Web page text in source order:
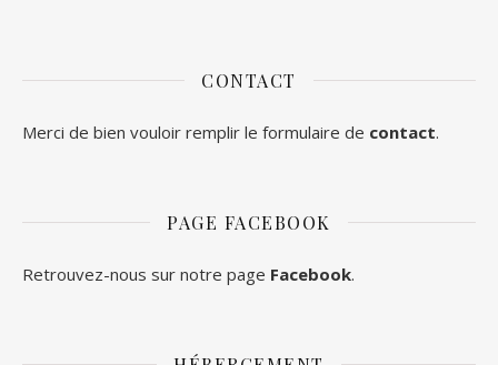
CONTACT
Merci de bien vouloir remplir le formulaire de contact.
PAGE FACEBOOK
Retrouvez-nous sur notre page Facebook.